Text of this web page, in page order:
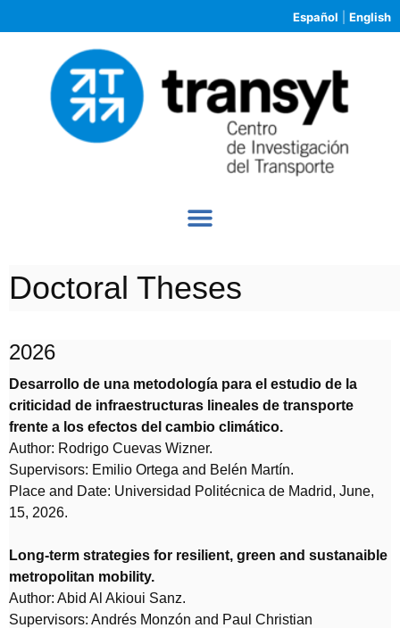
Español English
Doctoral Theses
2026
Desarrollo de una metodología para el estudio de la
criticidad de infraestructuras lineales de transporte
frente a los efectos del cambio climático.
Author: Rodrigo Cuevas Wizner.
Supervisors: Emilio Ortega and Belén Martín.
Place and Date: Universidad Politécnica de Madrid, June,
15, 2026.
Long-term strategies for resilient, green and sustanaible
metropolitan mobility.
Author: Abid Al Akioui Sanz.
Supervisors: Andrés Monzón and Paul Christian